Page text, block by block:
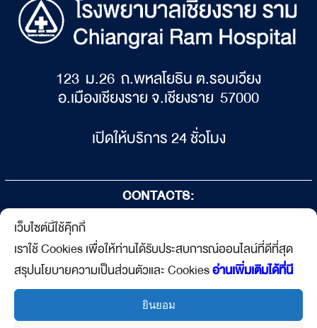
เว็บไซต์นี้ใช้คุ๊กกี้
เราใช้ Cookies เพื่อให้ท่านได้รับประสบการณ์ออนไลน์ที่ดีที่สุด
สรุปนโยบายความเป็นส่วนตัวและ Cookies อ่านเพิ่มเติมได้ที่นี
ยินยอม
123 ม.26 ถ.พหลโยธิน ต.รอบเวียง
อ.เมืองเชียงราย จ.เชียงราย 57000
เปิดให้บริการ 24 ชั่วโมง
CONTACTS:
Info@chiangrairam.com